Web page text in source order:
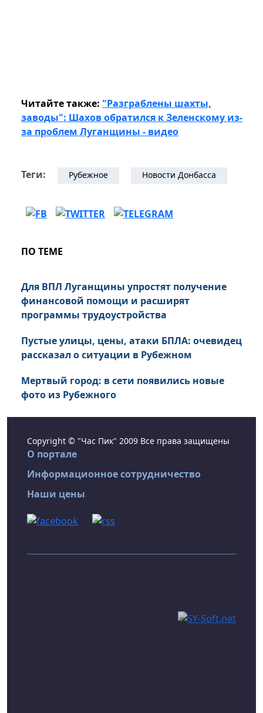
Читайте также: "Разграблены шахты,
заводы": Шахов обратился к Зеленскому из-
за проблем Луганщины - видео
Теги: Рубежное Новости Донбасса
ПО ТЕМЕ
Для ВПЛ Луганщины упростят получение
финансовой помощи и расширят
программы трудоустройства
Пустые улицы, цены, атаки БПЛА: очевидец
рассказал о ситуации в Рубежном
Мертвый город: в сети появились новые
фото из Рубежного
Copyright © "Час Пик" 2009 Все права защищены
О портале
Информационное сотрудничество
Наши цены